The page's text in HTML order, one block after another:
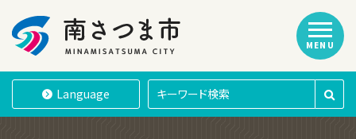
南さつま市
Language
MENU